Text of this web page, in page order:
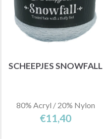
SCHEEPJES SNOWFALL
80% Acryl / 20% Nylon
€11,40